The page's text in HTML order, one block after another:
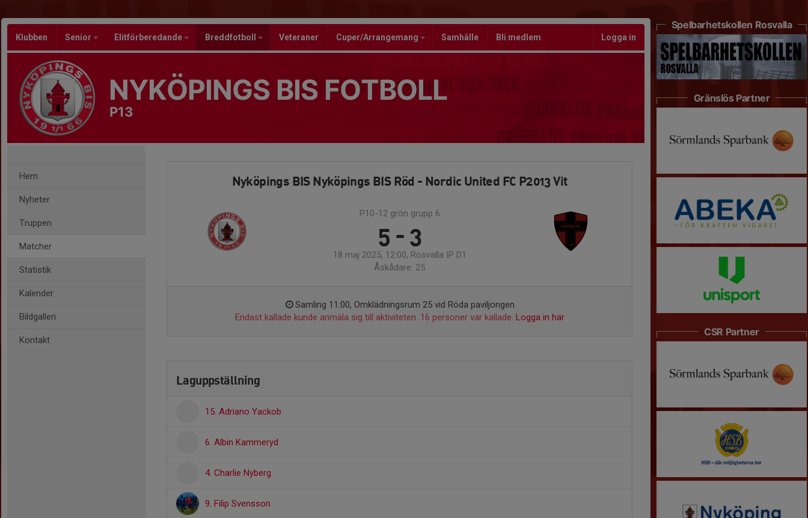
Klubben Senior Elitförberedande Breddfotboll Veteraner Cuper/Arrangemang Samhälle Bli medlem Logga in
NYKÖPINGS BIS FOTBOLL
P13
Hem
Nyheter
Truppen
Matcher
Statistik
Kalender
Bildgalleri
Kontakt
Nyköpings BIS Nyköpings BIS Röd - Nordic United FC P2013 Vit
P10-12 grön grupp 6
5 - 3
18 maj 2025, 12:00, Rosvalla IP D1
Åskådare: 25
Samling 11:00, Omklädningsrum 25 vid Röda paviljongen
Endast kallade kunde anmäla sig till aktiviteten. 16 personer var kallade. Logga in här
Laguppställning
15. Adriano Yackob
6. Albin Kammeryd
4. Charlie Nyberg
9. Filip Svensson
Spelbarhetskollen Rosvalla
Gränslös Partner
CSR Partner